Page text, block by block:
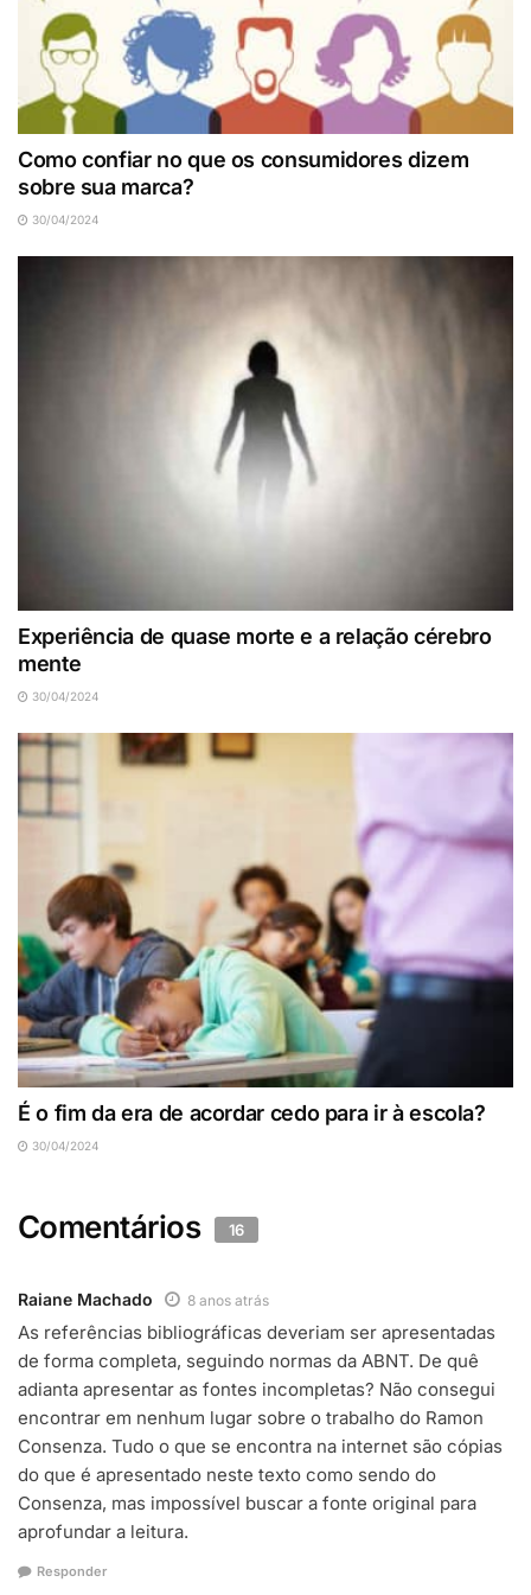
Como confiar no que os consumidores dizem
sobre sua marca?
30/04/2024
Experiência de quase morte e a relação cérebro
mente
30/04/2024
É o fim da era de acordar cedo para ir à escola?
30/04/2024
Comentários 16
Raiane Machado 8 anos atrás
As referências bibliográficas deveriam ser apresentadas
de forma completa, seguindo normas da ABNT. De quê
adianta apresentar as fontes incompletas? Não consegui
encontrar em nenhum lugar sobre o trabalho do Ramon
Consenza. Tudo o que se encontra na internet são cópias
do que é apresentado neste texto como sendo do
Consenza, mas impossível buscar a fonte original para
aprofundar a leitura.
Responder